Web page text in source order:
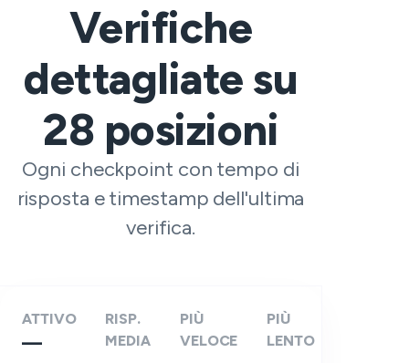
Verifiche
dettagliate su
28 posizioni
Ogni checkpoint con tempo di
risposta e timestamp dell'ultima
verifica.
ATTIVO
—
RISP.
MEDIA
PIÙ
VELOCE
PIÙ
LENTO